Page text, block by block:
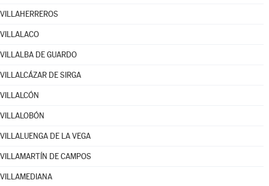
VILLAHERREROS
VILLALACO
VILLALBA DE GUARDO
VILLALCÁZAR DE SIRGA
VILLALCÓN
VILLALOBÓN
VILLALUENGA DE LA VEGA
VILLAMARTÍN DE CAMPOS
VILLAMEDIANA